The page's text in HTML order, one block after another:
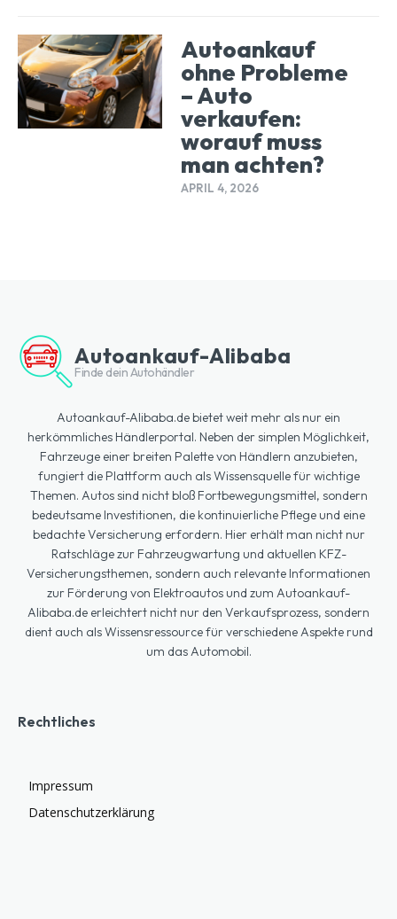
Autoankauf
ohne Probleme
– Auto
verkaufen:
worauf muss
man achten?
APRIL 4, 2026
Autoankauf-Alibaba
Finde dein Autohändler
Autoankauf-Alibaba.de bietet weit mehr als nur ein
herkömmliches Händlerportal. Neben der simplen Möglichkeit,
Fahrzeuge einer breiten Palette von Händlern anzubieten,
fungiert die Plattform auch als Wissensquelle für wichtige
Themen. Autos sind nicht bloß Fortbewegungsmittel, sondern
bedeutsame Investitionen, die kontinuierliche Pflege und eine
bedachte Versicherung erfordern. Hier erhält man nicht nur
Ratschläge zur Fahrzeugwartung und aktuellen KFZ-
Versicherungsthemen, sondern auch relevante Informationen
zur Förderung von Elektroautos und zum Autoankauf-
Alibaba.de erleichtert nicht nur den Verkaufsprozess, sondern
dient auch als Wissensressource für verschiedene Aspekte rund
um das Automobil.
Rechtliches
Impressum
Datenschutzerklärung